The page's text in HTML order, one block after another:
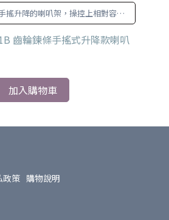
搖升降的喇叭架，操控上相對容易
也更加輕鬆。
齒輪鍊條手搖式升降款喇叭
加入購物車
政策 購物說明